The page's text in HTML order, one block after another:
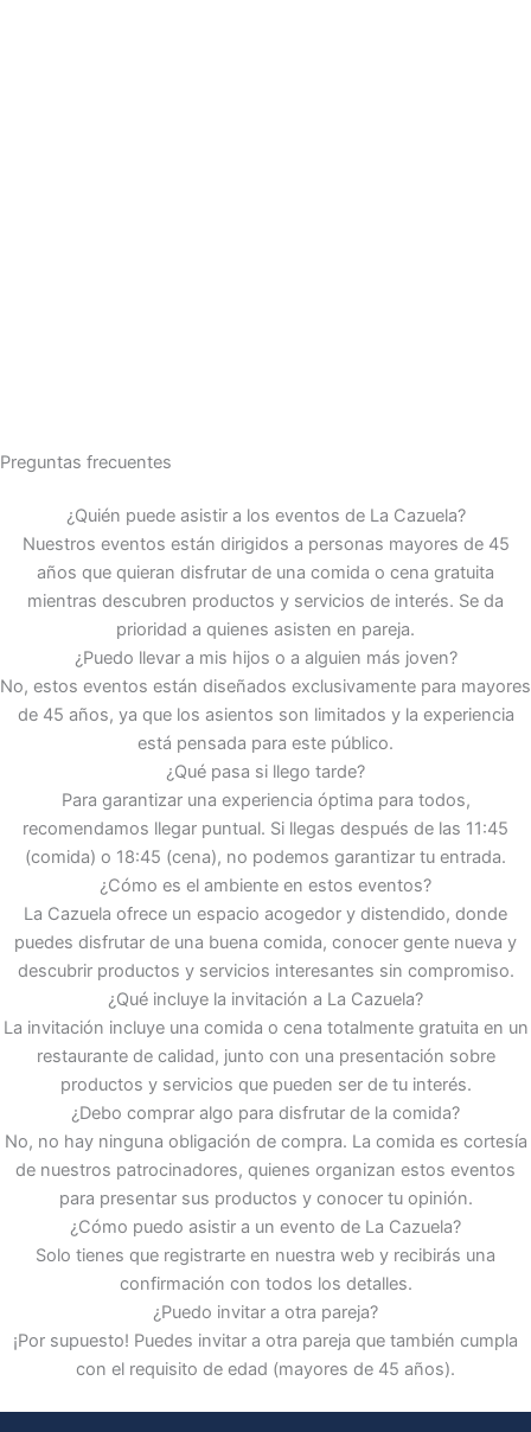
Preguntas frecuentes
¿Quién puede asistir a los eventos de La Cazuela?
Nuestros eventos están dirigidos a personas mayores de 45
años que quieran disfrutar de una comida o cena gratuita
mientras descubren productos y servicios de interés. Se da
prioridad a quienes asisten en pareja.
¿Puedo llevar a mis hijos o a alguien más joven?
No, estos eventos están diseñados exclusivamente para mayores
de 45 años, ya que los asientos son limitados y la experiencia
está pensada para este público.
¿Qué pasa si llego tarde?
Para garantizar una experiencia óptima para todos,
recomendamos llegar puntual. Si llegas después de las 11:45
(comida) o 18:45 (cena), no podemos garantizar tu entrada.
¿Cómo es el ambiente en estos eventos?
La Cazuela ofrece un espacio acogedor y distendido, donde
puedes disfrutar de una buena comida, conocer gente nueva y
descubrir productos y servicios interesantes sin compromiso.
¿Qué incluye la invitación a La Cazuela?
La invitación incluye una comida o cena totalmente gratuita en un
restaurante de calidad, junto con una presentación sobre
productos y servicios que pueden ser de tu interés.
¿Debo comprar algo para disfrutar de la comida?
No, no hay ninguna obligación de compra. La comida es cortesía
de nuestros patrocinadores, quienes organizan estos eventos
para presentar sus productos y conocer tu opinión.
¿Cómo puedo asistir a un evento de La Cazuela?
Solo tienes que registrarte en nuestra web y recibirás una
confirmación con todos los detalles.
¿Puedo invitar a otra pareja?
¡Por supuesto! Puedes invitar a otra pareja que también cumpla
con el requisito de edad (mayores de 45 años).